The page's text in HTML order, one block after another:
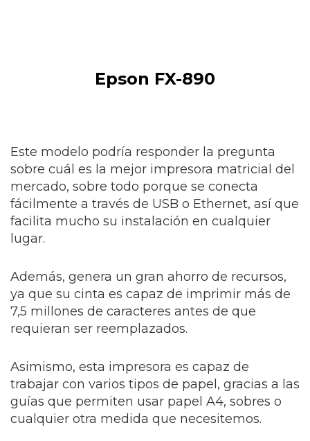
Epson FX-890
Este modelo podría responder la pregunta
sobre cuál es la mejor impresora matricial del
mercado, sobre todo porque se conecta
fácilmente a través de USB o Ethernet, así que
facilita mucho su instalación en cualquier
lugar.
Además, genera un gran ahorro de recursos,
ya que su cinta es capaz de imprimir más de
7,5 millones de caracteres antes de que
requieran ser reemplazados.
Asimismo, esta impresora es capaz de
trabajar con varios tipos de papel, gracias a las
guías que permiten usar papel A4, sobres o
cualquier otra medida que necesitemos.